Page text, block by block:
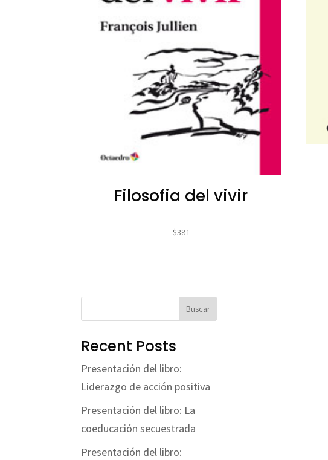
Filosofia del vivir
$381
Buscar
Recent Posts
Presentación del libro:
Liderazgo de acción positiva
Presentación del libro: La
coeducación secuestrada
Presentación del libro: